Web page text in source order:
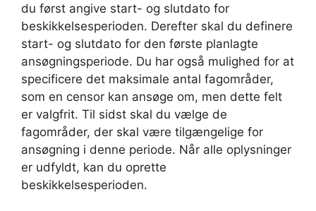
du først angive start- og slutdato for
beskikkelsesperioden. Derefter skal du definere
start- og slutdato for den første planlagte
ansøgningsperiode. Du har også mulighed for at
specificere det maksimale antal fagområder,
som en censor kan ansøge om, men dette felt
er valgfrit. Til sidst skal du vælge de
fagområder, der skal være tilgængelige for
ansøgning i denne periode. Når alle oplysninger
er udfyldt, kan du oprette
beskikkelsesperioden.